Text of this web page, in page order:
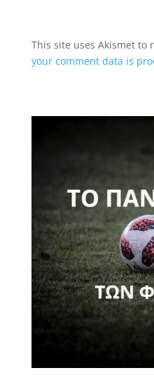
This site uses Akismet to
your comment data is